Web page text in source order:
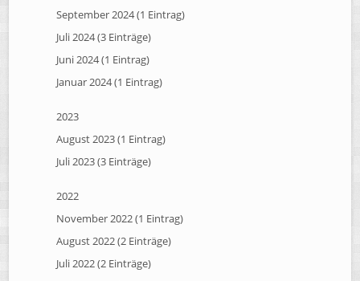
September 2024 (1 Eintrag)
Juli 2024 (3 Einträge)
Juni 2024 (1 Eintrag)
Januar 2024 (1 Eintrag)
2023
August 2023 (1 Eintrag)
Juli 2023 (3 Einträge)
2022
November 2022 (1 Eintrag)
August 2022 (2 Einträge)
Juli 2022 (2 Einträge)